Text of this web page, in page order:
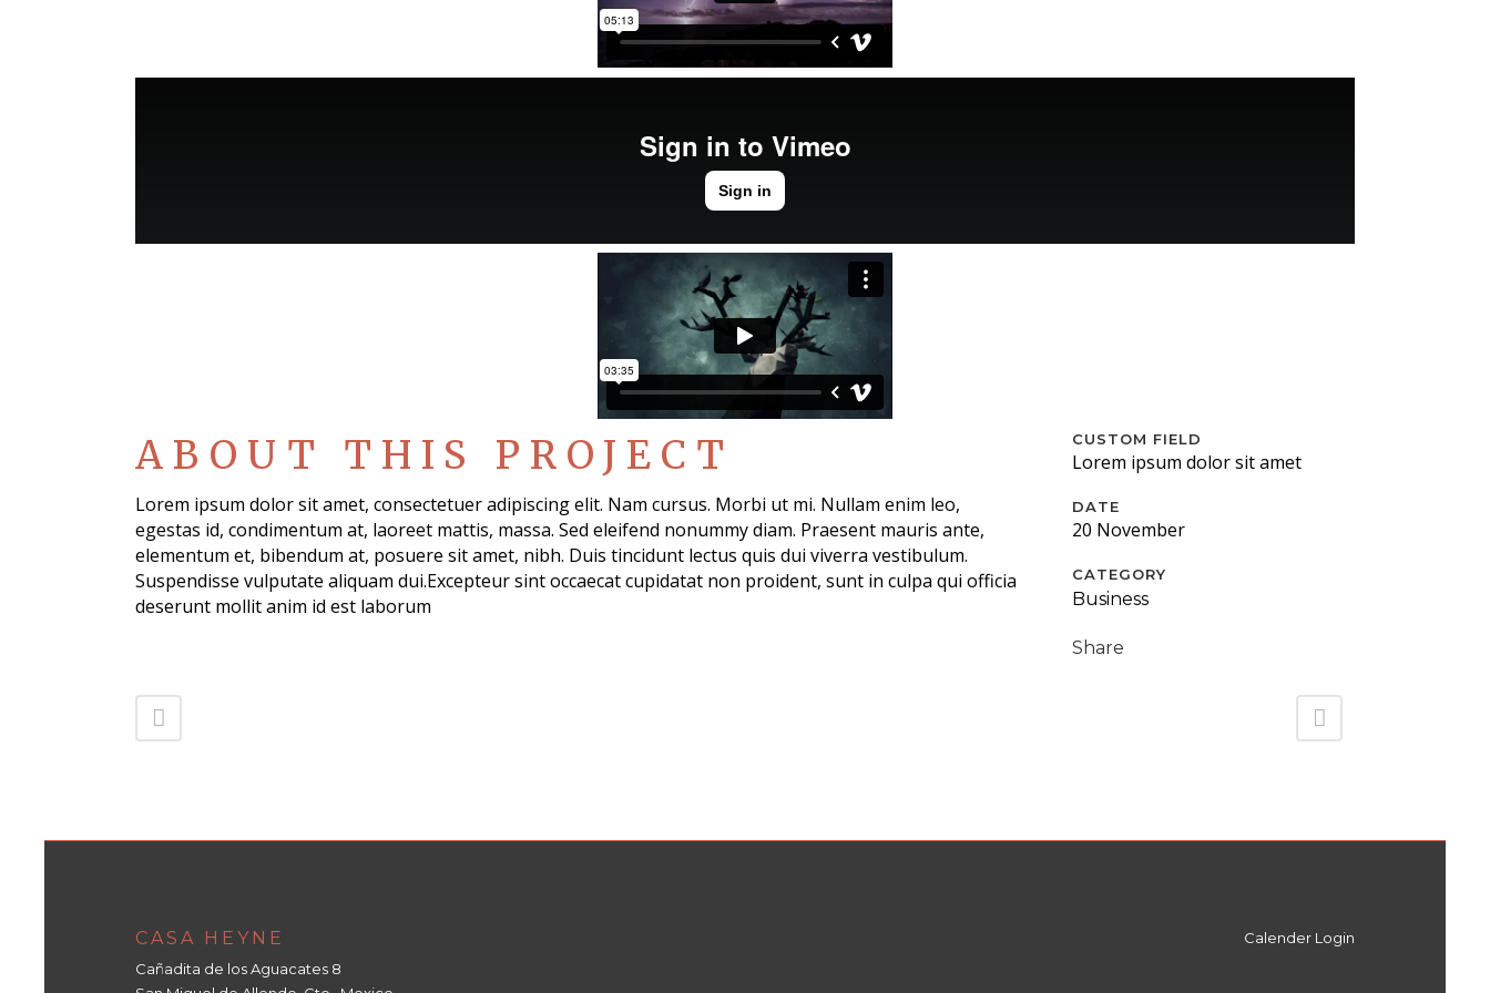
ABOUT THIS PROJECT
Lorem ipsum dolor sit amet, consectetuer adipiscing elit. Nam cursus. Morbi ut mi. Nullam enim leo,
egestas id, condimentum at, laoreet mattis, massa. Sed eleifend nonummy diam. Praesent mauris ante,
elementum et, bibendum at, posuere sit amet, nibh. Duis tincidunt lectus quis dui viverra vestibulum.
Suspendisse vulputate aliquam dui.Excepteur sint occaecat cupidatat non proident, sunt in culpa qui officia
deserunt mollit anim id est laborum
CUSTOM FIELD
Lorem ipsum dolor sit amet
DATE
20 November
CATEGORY
Business
Share
CASA HEYNE
Cañadita de los Aguacates 8
Calender Login